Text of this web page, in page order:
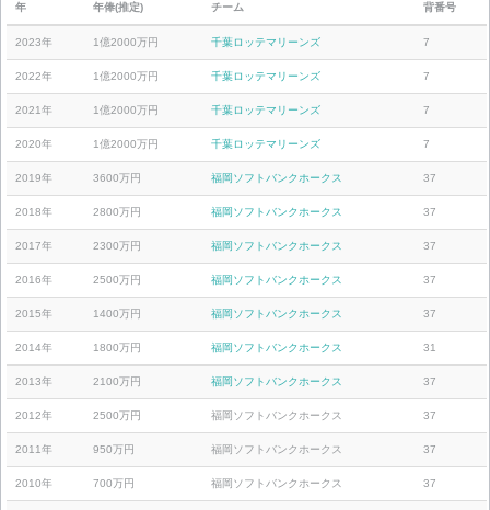
年 年俸(推定) チーム 背番号
2023年 1億2000万円 千葉ロッテマリーンズ 7
2022年 1億2000万円 千葉ロッテマリーンズ 7
2021年 1億2000万円 千葉ロッテマリーンズ 7
2020年 1億2000万円 千葉ロッテマリーンズ 7
2019年 3600万円 福岡ソフトバンクホークス 37
2018年 2800万円 福岡ソフトバンクホークス 37
2017年 2300万円 福岡ソフトバンクホークス 37
2016年 2500万円 福岡ソフトバンクホークス 37
2015年 1400万円 福岡ソフトバンクホークス 37
2014年 1800万円 福岡ソフトバンクホークス 31
2013年 2100万円 福岡ソフトバンクホークス 37
2012年 2500万円 福岡ソフトバンクホークス 37
2011年 950万円 福岡ソフトバンクホークス 37
2010年 700万円 福岡ソフトバンクホークス 37